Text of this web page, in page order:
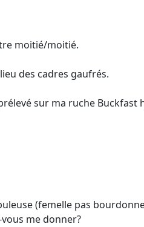
moitié/moitié.
des cadres gaufrés.
sur ma ruche Buckfast
(femelle pas
me donner?